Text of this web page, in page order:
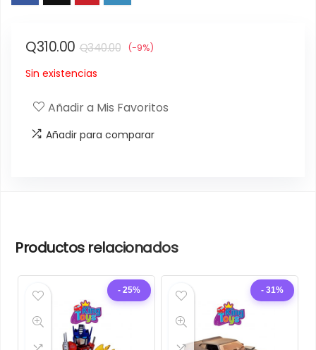
Q340.00El
era:
Q310.00
El
es:
(-9%)
Sin existencias
Añadir a Mis Favoritos
Añadir para comparar
Productos relacionados
- 25% - 31%